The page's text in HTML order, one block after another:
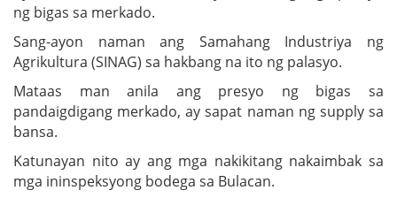
ng bigas sa merkado.
Sang-ayon naman ang Samahang Industriya ng
Agrikultura (SINAG) sa hakbang na ito ng palasyo.
Mataas man anila ang presyo ng bigas sa
pandaigdigang merkado, ay sapat naman ng supply sa
bansa.
Katunayan nito ay ang mga nakikitang nakaimbak sa
mga ininspeksyong bodega sa Bulacan.